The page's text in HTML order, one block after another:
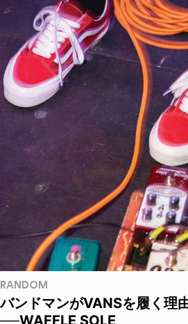
RANDOM
バンドマンがVANSを履く理